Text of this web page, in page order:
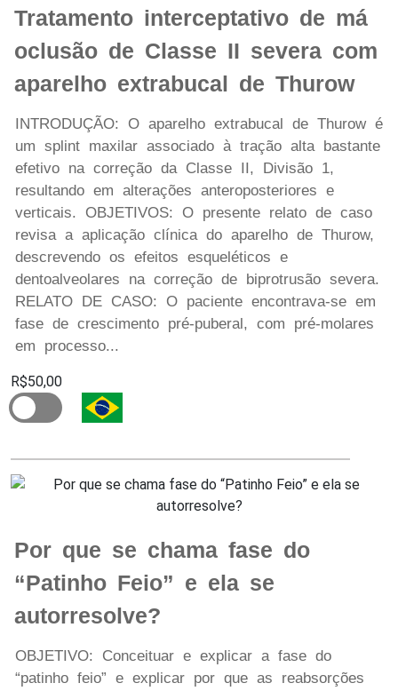
Tratamento interceptativo de má
oclusão de Classe II severa com
aparelho extrabucal de Thurow
INTRODUÇÃO: O aparelho extrabucal de Thurow é
um splint maxilar associado à tração alta bastante
efetivo na correção da Classe II, Divisão 1,
resultando em alterações anteroposteriores e
verticais. OBJETIVOS: O presente relato de caso
revisa a aplicação clínica do aparelho de Thurow,
descrevendo os efeitos esqueléticos e
dentoalveolares na correção de biprotrusão severa.
RELATO DE CASO: O paciente encontrava-se em
fase de crescimento pré-puberal, com pré-molares
em processo...
R$50,00
Por que se chama fase do
“Patinho Feio” e ela se
autorresolve?
OBJETIVO: Conceituar e explicar a fase do
“patinho feio” e explicar por que as reabsorções